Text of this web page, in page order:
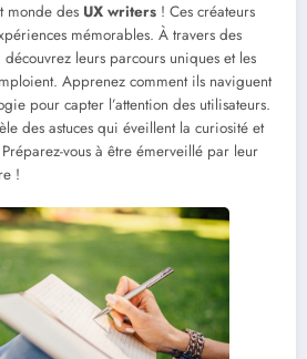
monde des UX writers ! Ces créateurs
mémorables. À travers des
découvrez leurs parcours uniques et les
Apprenez comment ils naviguent
pour capter l’attention des utilisateurs.
des astuces qui éveillent la curiosité et
vous à être émerveillé par leur
!